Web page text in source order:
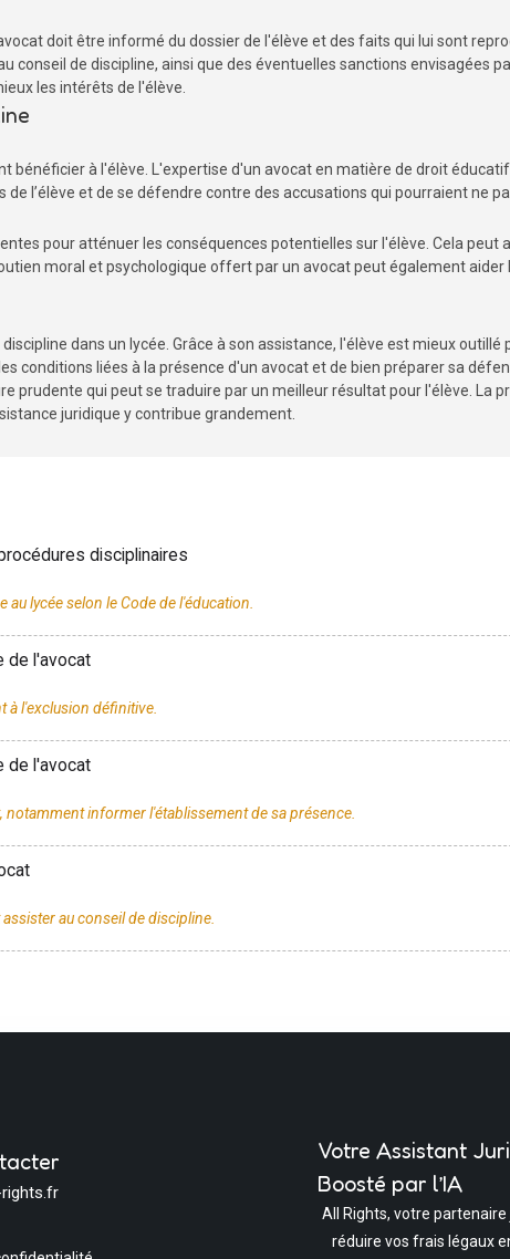
doit être informé du dossier de l'élève et des faits qui lui sont
de discipline, ainsi que des éventuelles sanctions envisagées
les intérêts de l'élève.
bénéficier à l'élève. L'expertise d'un avocat en matière de droit
l’élève et de se défendre contre des accusations qui pourraient ne
pour atténuer les conséquences potentielles sur l'élève. Cela peut
moral et psychologique offert par un avocat peut également aider
dans un lycée. Grâce à son assistance, l'élève est mieux outillé
conditions liées à la présence d'un avocat et de bien préparer sa
prudente qui peut se traduire par un meilleur résultat pour l'élève. La
juridique y contribue grandement.
disciplinaires
de l'avocat
de l'avocat
Votre Assistant
Boosté par l’IA
All Rights, votre
réduire vos frais légaux